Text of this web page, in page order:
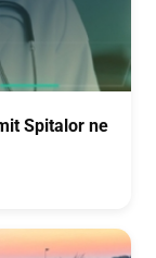
Spitalor ne